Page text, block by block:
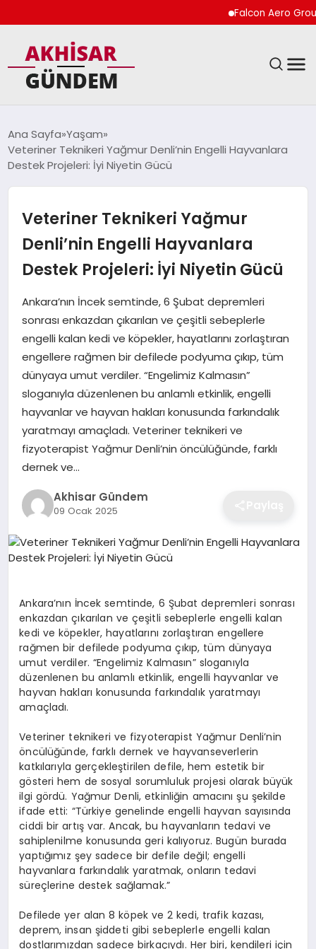
Falcon Aero Group,
DÜNYA
TEKNOLOJI
YAŞAM
Ana Sayfa Yaşam
Veteriner Teknikeri Yağmur Denli’nin Engelli Hayvanlara
Destek Projeleri: İyi Niyetin Gücü
Veteriner Teknikeri Yağmur
Denli’nin Engelli Hayvanlara
Destek Projeleri: İyi Niyetin Gücü
Ankara’nın İncek semtinde, 6 Şubat depremleri
sonrası enkazdan çıkarılan ve çeşitli sebeplerle
engelli kalan kedi ve köpekler, hayatlarını zorlaştıran
engellere rağmen bir defilede podyuma çıkıp, tüm
dünyaya umut verdiler. “Engelimiz Kalmasın”
sloganıyla düzenlenen bu anlamlı etkinlik, engelli
hayvanlar ve hayvan hakları konusunda farkındalık
yaratmayı amaçladı. Veteriner teknikeri ve
fizyoterapist Yağmur Denli’nin öncülüğünde, farklı
dernek ve…
Akhisar Gündem
09 Ocak 2025
Ankara’nın İncek semtinde, 6 Şubat depremleri sonrası
enkazdan çıkarılan ve çeşitli sebeplerle engelli kalan
kedi ve köpekler, hayatlarını zorlaştıran engellere
rağmen bir defilede podyuma çıkıp, tüm dünyaya
umut verdiler. “Engelimiz Kalmasın” sloganıyla
düzenlenen bu anlamlı etkinlik, engelli hayvanlar ve
hayvan hakları konusunda farkındalık yaratmayı
amaçladı.
Veteriner teknikeri ve fizyoterapist Yağmur Denli’nin
öncülüğünde, farklı dernek ve hayvanseverlerin
katkılarıyla gerçekleştirilen defile, hem estetik bir
gösteri hem de sosyal sorumluluk projesi olarak büyük
ilgi gördü. Yağmur Denli, etkinliğin amacını şu şekilde
ifade etti: “Türkiye genelinde engelli hayvan sayısında
ciddi bir artış var. Ancak, bu hayvanların tedavi ve
sahiplenilme konusunda geri kalıyoruz. Bugün burada
yaptığımız şey sadece bir defile değil; engelli
hayvanlara farkındalık yaratmak, onların tedavi
süreçlerine destek sağlamak.”
Defilede yer alan 8 köpek ve 2 kedi, trafik kazası,
deprem, insan şiddeti gibi sebeplerle engelli kalan
dostlarımızdan sadece birkaçıydı. Her biri, kendileri için